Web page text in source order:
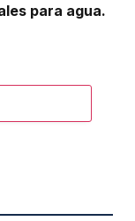
para agua.